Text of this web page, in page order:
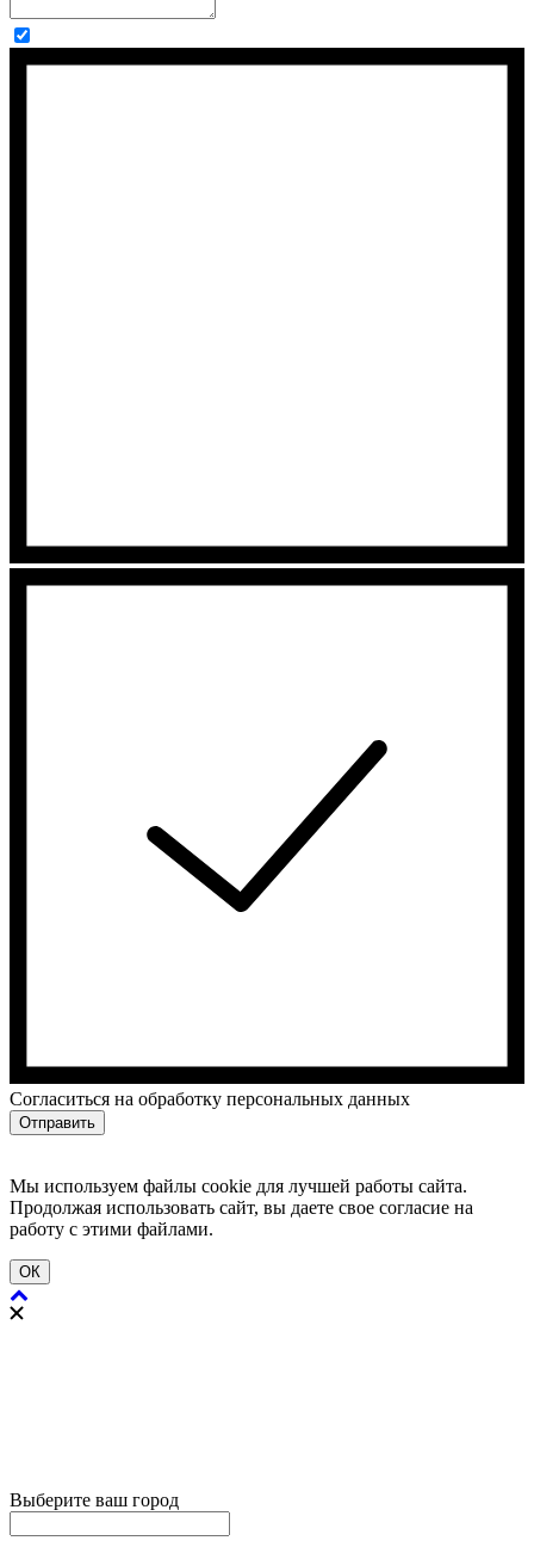
Cогласиться на обработку персональных данных
Отправить
Мы используем файлы cookie для лучшей работы сайта.
Продолжая использовать сайт, вы даете свое согласие на
работу с этими файлами.
ОК
Выберите ваш город